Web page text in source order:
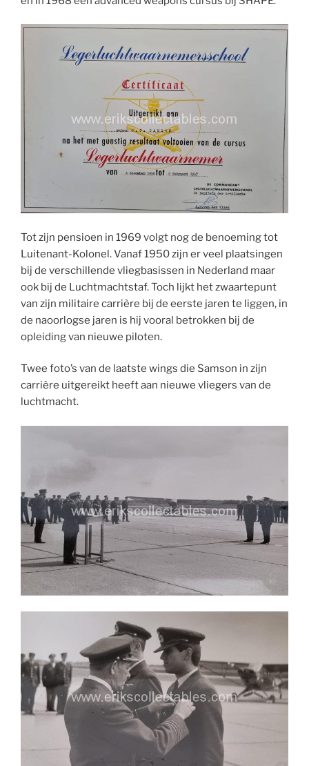
Tot zijn pensioen in 1969 volgt nog de benoeming tot
Luitenant-Kolonel. Vanaf 1950 zijn er veel plaatsingen
bij de verschillende vliegbasissen in Nederland maar
ook bij de Luchtmachtstaf. Toch lijkt het zwaartepunt
van zijn militaire carrière bij de eerste jaren te liggen, in
de naoorlogse jaren is hij vooral betrokken bij de
opleiding van nieuwe piloten.
Twee foto’s van de laatste wings die Samson in zijn
carrière uitgereikt heeft aan nieuwe vliegers van de
luchtmacht.